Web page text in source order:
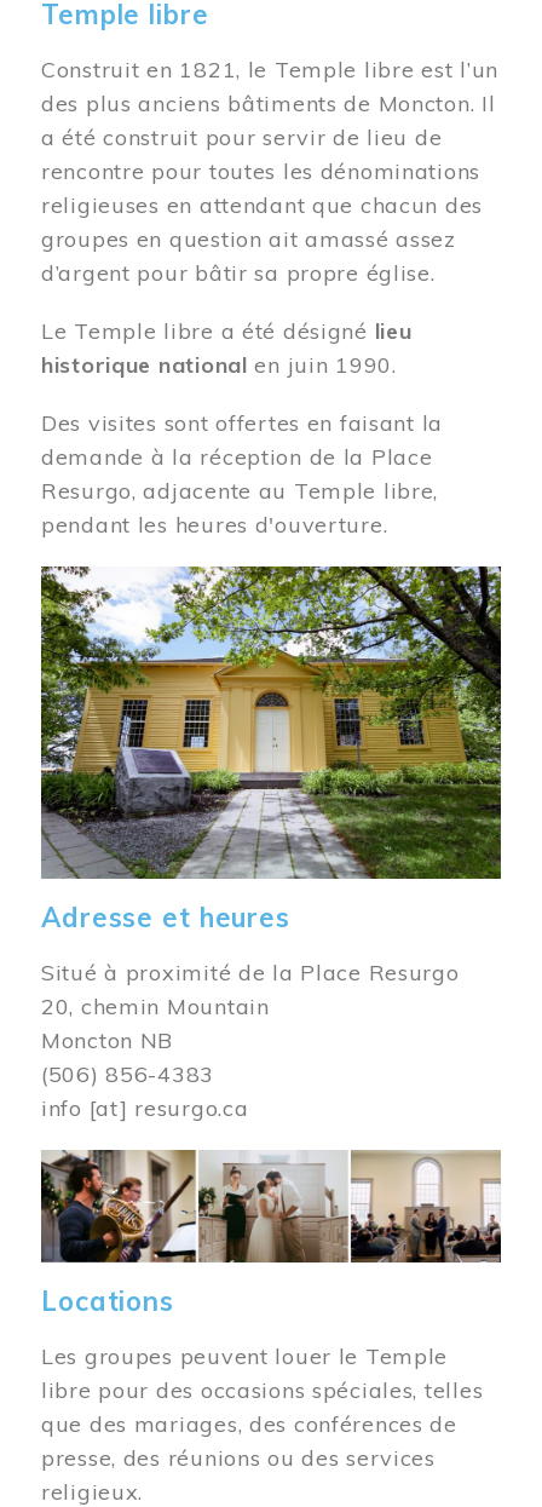
Temple libre
Construit en 1821, le Temple libre est l’un
des plus anciens bâtiments de Moncton. Il
a été construit pour servir de lieu de
rencontre pour toutes les dénominations
religieuses en attendant que chacun des
groupes en question ait amassé assez
d’argent pour bâtir sa propre église.
Le Temple libre a été désigné lieu
historique national en juin 1990.
Des visites sont offertes en faisant la
demande à la réception de la Place
Resurgo, adjacente au Temple libre,
pendant les heures d'ouverture.
Image
Adresse et heures
Situé à proximité de la Place Resurgo
20, chemin Mountain
Moncton NB
(506) 856-4383
info [at] resurgo.ca
Image
Locations
Les groupes peuvent louer le Temple
libre pour des occasions spéciales, telles
que des mariages, des conférences de
presse, des réunions ou des services
religieux.